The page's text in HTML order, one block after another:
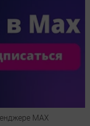
МАХ